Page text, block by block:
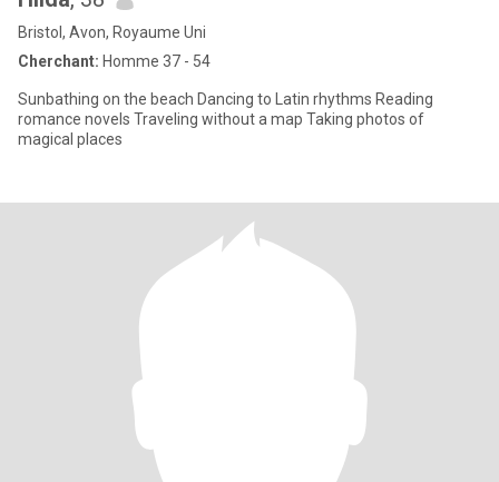
Bristol, Avon, Royaume Uni
Cherchant: Homme 37 - 54
Sunbathing on the beach Dancing to Latin rhythms Reading
romance novels Traveling without a map Taking photos of
magical places